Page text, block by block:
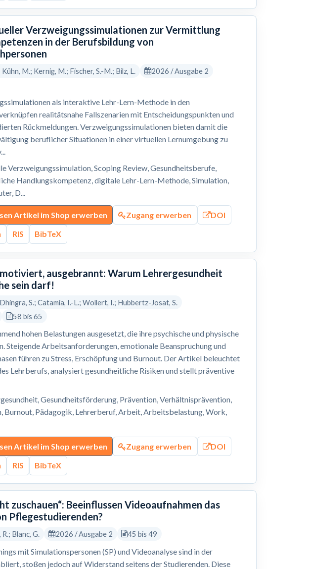
Verzweigungssimulationen zur Vermittlung
in der Berufsbildung von
M.; Kernig, M.; Fischer, S.-M.; Bilz, L.
2026 / Ausgabe 2
als interaktive Lehr-Lern-Methode in den
realitätsnahe Fallszenarien mit Entscheidungspunkten und
Rückmeldungen. Verzweigungssimulationen bieten damit die
beruflicher Situationen in einer virtuellen Lernumgebung zu
Verzweigungssimulation, Scoping Review, Gesundheitsberufe,
Handlungskompetenz, digitale Lehr-Lern-Methode, Simulation,
D...
Artikel im Shop erwerben Zugang erwerben DOI
RIS BibTeX
ausgebrannt: Warum Lehrergesundheit
sein darf!
S.; Catamia, I.-L.; Wollert, I.; Hubbertz-Josat, S.
58 bis 65
hohen Belastungen ausgesetzt, die ihre psychische und physische
Steigende Arbeitsanforderungen, emotionale Beanspruchung und
führen zu Stress, Erschöpfung und Burnout. Der Artikel beleuchtet
Lehrberufs, analysiert gesundheitliche Risiken und stellt präventive
Gesundheitsförderung, Prävention, Verhältnisprävention,
Burnout, Pädagogik, Lehrerberuf, Arbeit, Arbeitsbelastung, Work,
Artikel im Shop erwerben Zugang erwerben DOI
RIS BibTeX
zuschauen“: Beeinflussen Videoaufnahmen das
Pflegestudierenden?
Blanc, G. 2026 / Ausgabe 2 45 bis 49
mit Simulationspersonen (SP) und Videoanalyse sind in der
stoßen jedoch auf Widerstand seitens der Studierenden. Diese